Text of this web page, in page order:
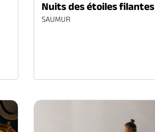
Nuits des étoiles filantes
SAUMUR